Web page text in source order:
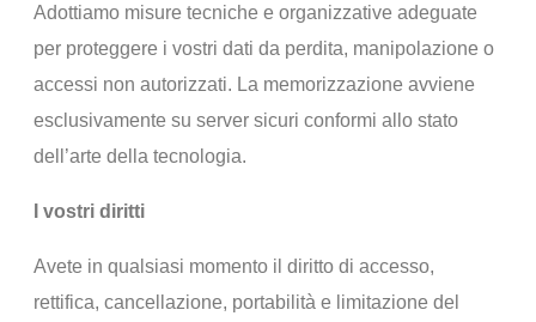
Adottiamo misure tecniche e organizzative adeguate
per proteggere i vostri dati da perdita, manipolazione o
accessi non autorizzati. La memorizzazione avviene
esclusivamente su server sicuri conformi allo stato
dell’arte della tecnologia.
I vostri diritti
Avete in qualsiasi momento il diritto di accesso,
rettifica, cancellazione, portabilità e limitazione del